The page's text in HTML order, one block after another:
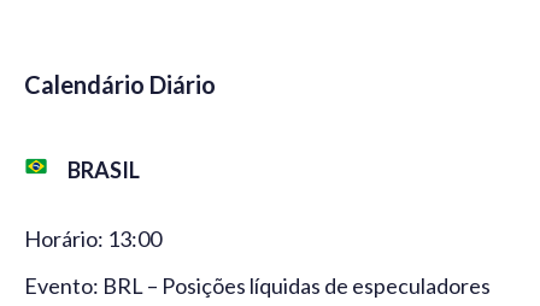
Calendário Diário
BRASIL
Horário: 13:00
Evento: BRL – Posições líquidas de especuladores